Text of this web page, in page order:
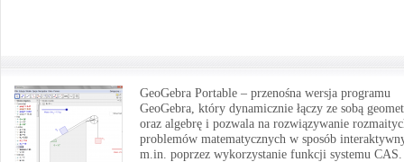
GeoGebra Portable – przenośna wersja programu
GeoGebra, który dynamicznie łączy ze sobą
oraz algebrę i pozwala na rozwiązywanie
problemów matematycznych w sposób
m.in. poprzez wykorzystanie funkcji systemu CAS.